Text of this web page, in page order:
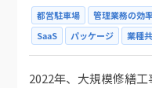
都営駐車場 管理業務の効
SaaS
パッケージ 業種
2022年、大規模修繕